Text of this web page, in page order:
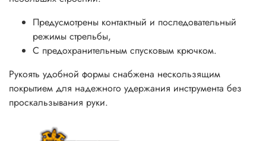
Предусмотрены контактный и последовательный
режимы стрельбы,
С предохранительным спусковым крючком.
Рукоять удобной формы снабжена нескользящим
покрытием для надежного удержания инструмента без
проскальзывания руки.